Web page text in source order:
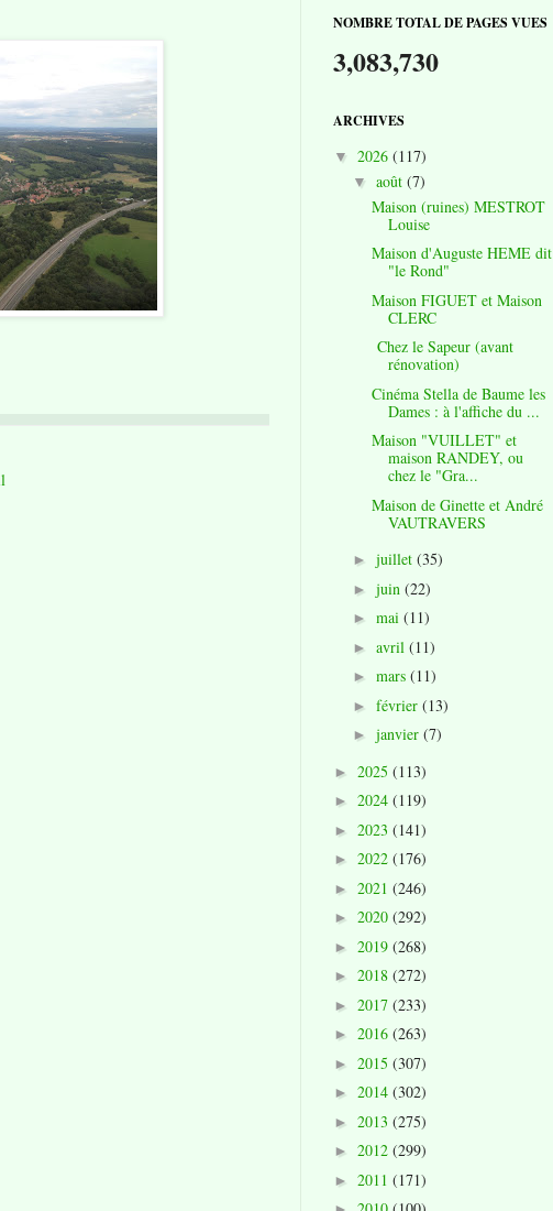
NOMBRE TOTAL DE PAGES VUES
3,083,730
ARCHIVES
▼ 2026 (117)
▼ août (7)
Maison (ruines) MESTROT
Louise
Maison d'Auguste HEME dit
"le Rond"
Maison FIGUET et Maison
CLERC
Chez le Sapeur (avant
rénovation)
Cinéma Stella de Baume les
Dames : à l'affiche du ...
Maison "VUILLET" et
maison RANDEY, ou
chez le "Gra...
Maison de Ginette et André
VAUTRAVERS
► juillet (35)
► juin (22)
► mai (11)
► avril (11)
► mars (11)
► février (13)
► janvier (7)
► 2025 (113)
► 2024 (119)
► 2023 (141)
► 2022 (176)
► 2021 (246)
► 2020 (292)
► 2019 (268)
► 2018 (272)
► 2017 (233)
► 2016 (263)
► 2015 (307)
► 2014 (302)
► 2013 (275)
► 2012 (299)
► 2011 (171)